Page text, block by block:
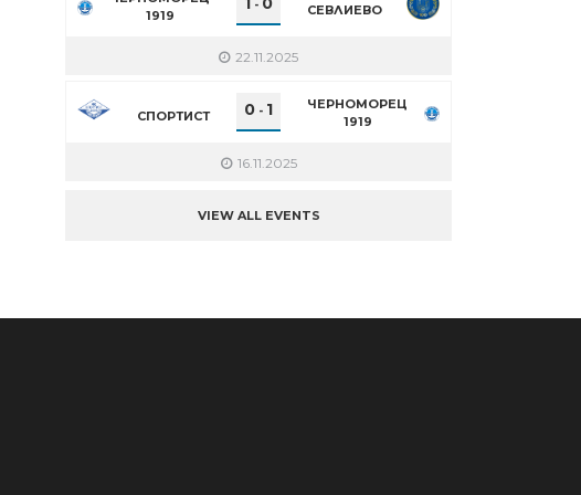
1919
- СЕВЛИЕВО
22.11.2025
СПОРТИСТ 0 - 1
ЧЕРНОМОРЕЦ
1919
16.11.2025
VIEW ALL EVENTS